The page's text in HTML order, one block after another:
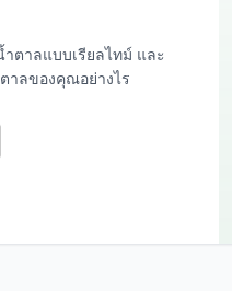
ตาลแบบเรียลไทม์ และ
าลของคุณอย่างไร